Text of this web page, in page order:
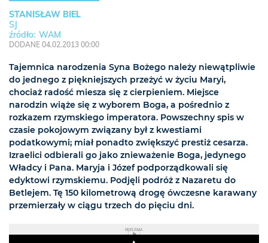
STANISŁAW BIEL
SJ
WAM
DODANE 04.02.2013 00:00
Tajemnica narodzenia Syna Bożego należy niewątpliwie
do jednego z piękniejszych przeżyć w życiu Maryi,
chociaż radość miesza się z cierpieniem. Miejsce
narodzin wiąże się z wyborem Boga, a pośrednio z
rozkazem rzymskiego imperatora. Powszechny spis w
czasie pokojowym związany był z kwestiami
podatkowymi; miał ponadto zwiększyć prestiż cesarza.
Izraelici odbierali go jako znieważenie Boga, jedynego
Władcy i Pana. Maryja i Józef podporządkowali się
edyktowi rzymskiemu. Podjęli podróż z Nazaretu do
Betlejem. Tę 150 kilometrową drogę ówczesne karawany
przemierzały w ciągu trzech do pięciu dni.
REKLAMA